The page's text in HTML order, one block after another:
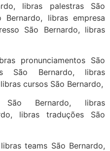
libras palestras São
libras empresa
São Bernardo, libras
pronunciamentos São
São Bernardo, libras
cursos São Bernardo,
Bernardo, libras
libras traduções São
teams São Bernardo,